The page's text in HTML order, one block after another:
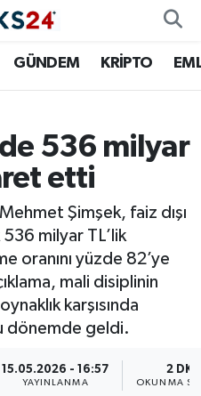
GÜNDEM KRİPTO
536 milyar
etti
Şimşek, faiz dışı
milyar TL’lik
oranını yüzde 82’ye
mali disiplinin
karşısında
dönemde geldi.
15.05.2026 - 16:57
YAYINLANMA
2 DK
OKUNMA
ve Fikstür